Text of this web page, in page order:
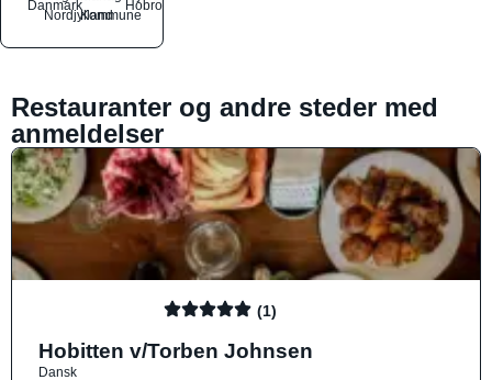
Danmark
Nordjylland
Kommune
Hobro
Restauranter og andre steder med
anmeldelser
(1)
Hobitten v/Torben Johnsen
Dansk